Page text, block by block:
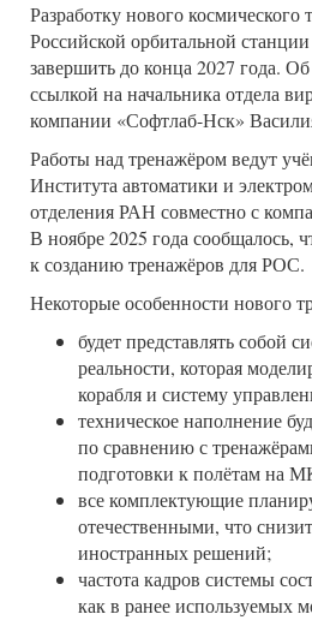
Разработку нового космического
Российской орбитальной
завершить до конца 2027 года.
ссылкой на начальника отдела
компании «Софтлаб-Нск»
Работы над тренажёром ведут
Института автоматики и
отделения РАН совместно с
В ноябре 2025 года сообщалось,
к созданию тренажёров для РОС.
Некоторые особенности нового
будет представлять собой
реальности, которая
корабля и систему
техническое наполнение
по сравнению с
подготовки к полётам на
все комплектующие
отечественными, что
иностранных решений;
частота кадров системы
как в ранее используемых